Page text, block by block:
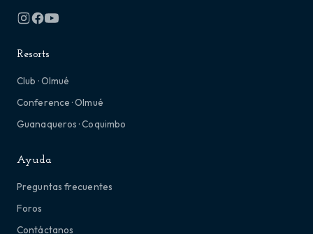
Resorts
Club · Olmué
Conference · Olmué
Guanaqueros · Coquimbo
Ayuda
Preguntas frecuentes
Foros
Contáctanos